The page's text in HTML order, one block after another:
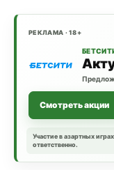
РЕКЛАМА · 18+
Смотреть акции
Участие в азартных
ответственно.